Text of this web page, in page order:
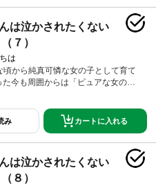
発言をするほど泣かせたくなる！ ぐ
て泣かされちゃう姿…きっとかわい
川くんには…絶対に素質がある―
×強気な受け男子の新時代青春ラ
配信。
は泣かされたくない
７）
は
頃から純真可憐な女の子として育て
た今も周囲からは「ピュアな女の
んがを堪能していると、同じクラス
生と鉢合わせてしまい！？ 彼が自
発言をするほど泣かせたくなる！ ぐ
て泣かされちゃう姿…きっとかわい
川くんには…絶対に素質がある―
×強気な受け男子の新時代青春ラ
み カートに入れる
は泣かされたくない
８）